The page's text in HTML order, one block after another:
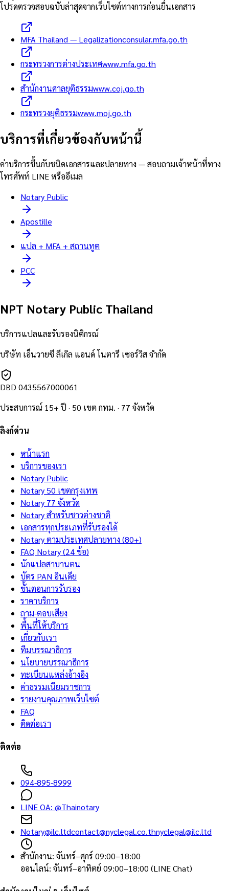
โปรดตรวจสอบฉบับล่าสุดจากเว็บไซต์ทางการก่อนยื่นเอกสาร
MFA Thailand — Legalizationconsular.mfa.go.th
กระทรวงการต่างประเทศwww.mfa.go.th
สำนักงานศาลยุติธรรมwww.coj.go.th
กระทรวงยุติธรรมwww.moj.go.th
บริการที่เกี่ยวข้องกับหน้านี้
ค่าบริการขึ้นกับชนิดเอกสารและปลายทาง — สอบถามเจ้าหน้าที่ทาง
โทรศัพท์ LINE หรืออีเมล
Notary Public
Apostille
แปล + MFA + สถานทูต
PCC
NPT Notary Public Thailand
บริการแปลและรับรองนิติกรณ์
บริษัท เอ็นวายซี ลีเกิล แอนด์ โนตารี เซอร์วิส จำกัด
DBD 0435567000061
ประสบการณ์ 15+ ปี · 50 เขต กทม. · 77 จังหวัด
ลิงก์ด่วน
หน้าแรก
บริการของเรา
Notary Public
Notary 50 เขตกรุงเทพ
Notary 77 จังหวัด
Notary สำหรับชาวต่างชาติ
เอกสารทุกประเภทที่รับรองได้
Notary ตามประเทศปลายทาง (80+)
FAQ Notary (24 ข้อ)
นักแปลสาบานตน
บัตร PAN อินเดีย
ขั้นตอนการรับรอง
ราคาบริการ
ถาม-ตอบเสียง
พื้นที่ให้บริการ
เกี่ยวกับเรา
ทีมบรรณาธิการ
นโยบายบรรณาธิการ
ทะเบียนแหล่งอ้างอิง
ค่าธรรมเนียมราชการ
รายงานคุณภาพเว็บไซต์
FAQ
ติดต่อเรา
ติดต่อ
094-895-8999
LINE OA: @Thainotary
Notary@ilc.ltdcontact@nyclegal.co.thnyclegal@ilc.ltd
สำนักงาน: จันทร์–ศุกร์ 09:00–18:00
ออนไลน์: จันทร์–อาทิตย์ 09:00–18:00 (LINE Chat)